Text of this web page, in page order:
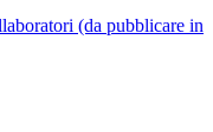
(da pubblicare in